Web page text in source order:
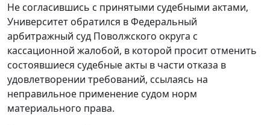
Не согласившись с принятыми судебными актами,
Университет обратился в Федеральный
арбитражный суд Поволжского округа с
кассационной жалобой, в которой просит отменить
состоявшиеся судебные акты в части отказа в
удовлетворении требований, ссылаясь на
неправильное применение судом норм
материального права.